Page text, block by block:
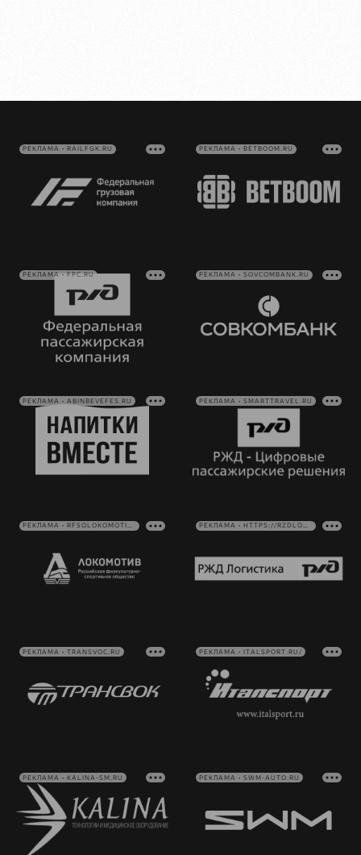
РЕКЛАМА • RAILFGK.RU РЕКЛАМА • BETBOOM.RU
РЕКЛАМА • FPC.RU РЕКЛАМА • SOVCOMBANK.RU
РЕКЛАМА • ABINBEVEFES.RU РЕКЛАМА • SMARTTRAVEL.RU
РЕКЛАМА • RFSOLOKOMOTIV.RU РЕКЛАМА • HTTPS://RZDLOG.RU/
РЕКЛАМА • TRANSVOC.RU РЕКЛАМА • ITALSPORT.RU/
РЕКЛАМА • KALINA-SM.RU РЕКЛАМА • SWM-AUTO.RU